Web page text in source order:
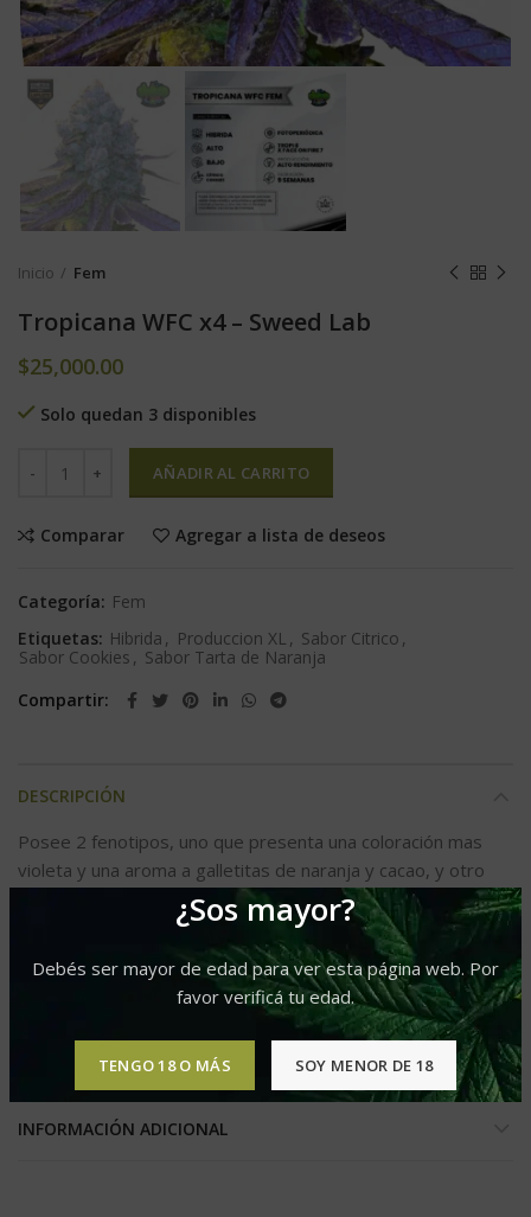
¿Sos mayor?
Debés ser mayor de edad para ver esta página web. Por
favor verificá tu edad.
TENGO 18 O MÁS SOY MENOR DE 18
Inicio Fem
Tropicana WFC x4 – Sweed Lab
$25,000.00
Solo quedan 3 disponibles
AÑADIR AL CARRITO
Comparar Agregar a lista de deseos
Categoría: Fem
Etiquetas: Hibrida , Produccion XL , Sabor Citrico ,
Sabor Cookies , Sabor Tarta de Naranja
Compartir
DESCRIPCIÓN
Posee 2 fenotipos, uno que presenta una coloración mas
violeta y una aroma a galletitas de naranja y cacao, y otro
con olor a naranja/mandarina con tonos de manteca
Sabor: Cítrico / Cookies / Tarta de naranja
Al abrir un paquete de Tropicana WFC tenes grandes
posibilidades de tener plantas violetas que brillaran en tu
jardín, ya que el 70 % de los ejemplares salen morados
INFORMACIÓN ADICIONAL